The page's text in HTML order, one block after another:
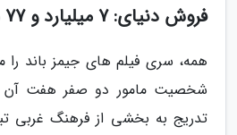
فروش دنیای: 7 میلیارد و 77 میلیون دلار
همه، سری فیلم های جیمز باند را
شخصیت مامور دو صفر هفت آن
تدریج به بخشی از فرهنگ